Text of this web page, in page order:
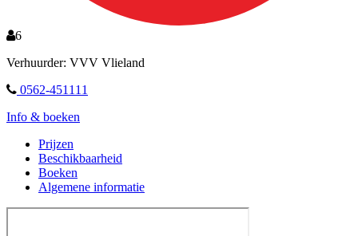
6
Verhuurder: VVV Vlieland
0562-451111
Info & boeken
Prijzen
Beschikbaarheid
Boeken
Algemene informatie